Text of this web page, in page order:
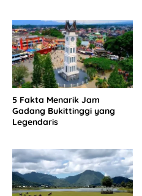
5 Fakta Menarik Jam
Gadang Bukittinggi yang
Legendaris